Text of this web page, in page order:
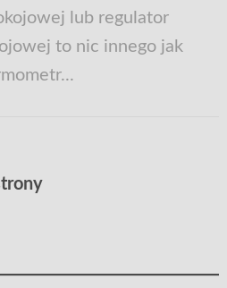
lub regulator
to nic innego jak